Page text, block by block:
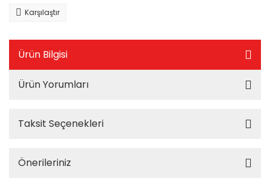
Karşılaştır
Ürün Bilgisi
Ürün Yorumları
Taksit Seçenekleri
Önerileriniz